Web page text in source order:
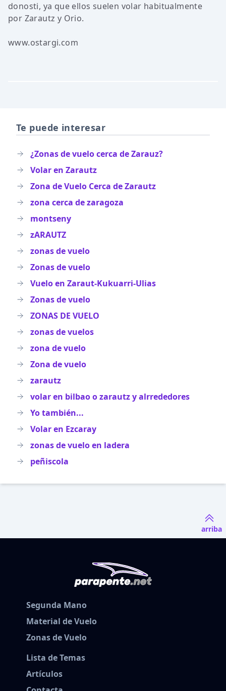
donosti, ya que ellos suelen volar habitualmente
por Zarautz y Orio.
www.ostargi.com
Te puede interesar
¿Zonas de vuelo cerca de Zarauz?
Volar en Zarautz
Zona de Vuelo Cerca de Zarautz
zona cerca de zaragoza
montseny
zARAUTZ
zonas de vuelo
Zonas de vuelo
Vuelo en Zaraut-Kukuarri-Ulias
Zonas de vuelo
ZONAS DE VUELO
zonas de vuelos
zona de vuelo
Zona de vuelo
zarautz
volar en bilbao o zarautz y alrrededores
Yo también...
Volar en Ezcaray
zonas de vuelo en ladera
peñiscola
arriba
Segunda Mano
Material de Vuelo
Zonas de Vuelo
Lista de Temas
Artículos